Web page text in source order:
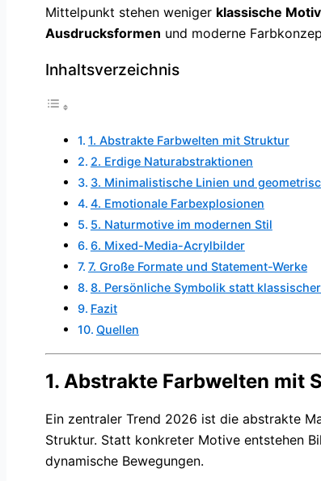
Mittelpunkt stehen weniger klassische
Ausdrucksformen und moderne
Inhaltsverzeichnis
1. Abstrakte Farbwelten mit Struktur
2. Erdige Naturabstraktionen
3. Minimalistische Linien und
4. Emotionale Farbexplosionen
5. Naturmotive im modernen Stil
6. Mixed-Media-Acrylbilder
7. Große Formate und Statement-Werke
8. Persönliche Symbolik statt
Fazit
Quellen
1. Abstrakte Farbwelten mit
Ein zentraler Trend 2026 ist die abstrakte
Struktur. Statt konkreter Motive entstehen
dynamische Bewegungen.